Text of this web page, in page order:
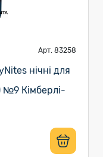
Арт. 83258
нічні для
№9 Кімберлі-